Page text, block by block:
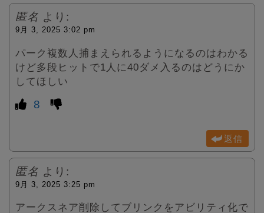
匿名 より:
9月 3, 2025 3:02 pm
パーク複数人捕まえられるようになるのはわかる
けど多段ヒットで1人に40ダメ入るのはどうにか
してほしい
8
返信
匿名 より:
9月 3, 2025 3:25 pm
アークスネア削除してブリンクをアビリティ化で